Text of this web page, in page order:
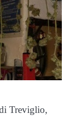
Treviglio,